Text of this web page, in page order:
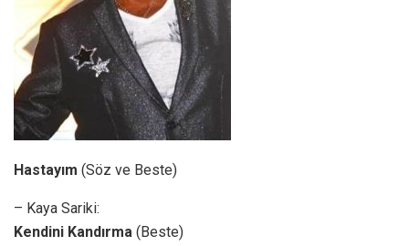
Hastayım (Söz ve Beste)
– Kaya Sariki:
Kendini Kandırma (Beste)